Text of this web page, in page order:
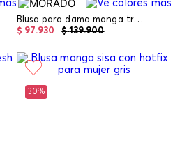
Blusa para dama manga tres cuartos
$ 139.900
$ 97.930
30%